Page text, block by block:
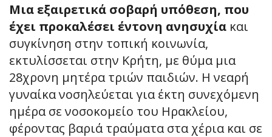
Μια εξαιρετικά σοβαρή υπόθεση, που
έχει προκαλέσει έντονη ανησυχία και
συγκίνηση στην τοπική κοινωνία,
εκτυλίσσεται στην Κρήτη, με θύμα μια
28χρονη μητέρα τριών παιδιών. Η νεαρή
γυναίκα νοσηλεύεται για έκτη συνεχόμενη
ημέρα σε νοσοκομείο του Ηρακλείου,
φέροντας βαριά τραύματα στα χέρια και σε